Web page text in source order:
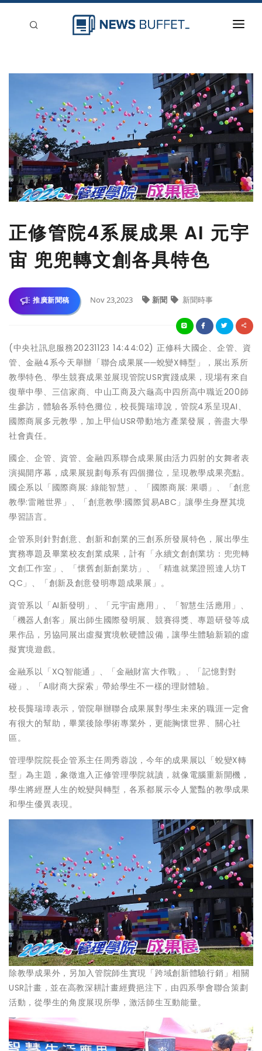
刊登
正修管院4系展成果 AI 元宇
宙 兜兜轉文創各具特色
推廣新聞稿 Nov 23,2023 新聞 新聞時事
(中央社訊息服務20231123 14:44:02) 正修科大國企、企管、資
管、金融4系今天舉辦「聯合成果展──蛻變X轉型」，展出系所
教學特色、學生競賽成果並展現管院USR實踐成果，現場有來自
復華中學、三信家商、中山工商及六龜高中四所高中職近200師
生參訪，體驗各系特色攤位，校長龔瑞璋說，管院4系呈現AI、
國際商展多元教學，加上甲仙USR帶動地方產業發展，善盡大學
社會責任。
國企、企管、資管、金融四系聯合成果展由活力四射的女舞者表
演揭開序幕，成果展規劃每系有四個攤位，呈現教學成果亮點。
國企系以「國際商展: 綠能智慧」、「國際商展: 果嚼」、「創意
教學:雷雕世界」、「創意教學:國際貿易ABC」讓學生身歷其境
學習語言。
企管系則針對創意、創新和創業的三創系所發展特色，展出學生
實務專題及畢業校友創業成果，計有「永續文創創業坊：兜兜轉
文創工作室」、「懷舊創新創業坊」、「精進就業證照達人坊T
QC」、「創新及創意發明專題成果展」。
資管系以「AI新發明」、「元宇宙應用」、「智慧生活應用」、
「機器人創客」展出師生國際發明展、競賽得獎、專題研發等成
果作品，另協同展出虛擬實境軟硬體設備，讓學生體驗新穎的虛
擬實境遊戲。
金融系以「XQ智能通」、「金融財富大作戰」、「記憶對對
碰」、「AI財商大探索」帶給學生不一樣的理財體驗。
校長龔瑞璋表示，管院舉辦聯合成果展對學生未來的職涯一定會
有很大的幫助，畢業後除學術專業外，更能胸懷世界、關心社
區。
管理學院院長企管系主任周秀蓉說，今年的成果展以「蛻變X轉
型」為主題，象徵進入正修管理學院就讀，就像電腦重新開機，
學生將經歷人生的蛻變與轉型，各系都展示令人驚豔的教學成果
和學生優異表現。
除教學成果外，另加入管院師生實現「跨域創新體驗行銷」相關
USR計畫，並在高教深耕計畫經費挹注下，由四系學會聯合策劃
活動，從學生的角度展現所學，激活師生互動能量。